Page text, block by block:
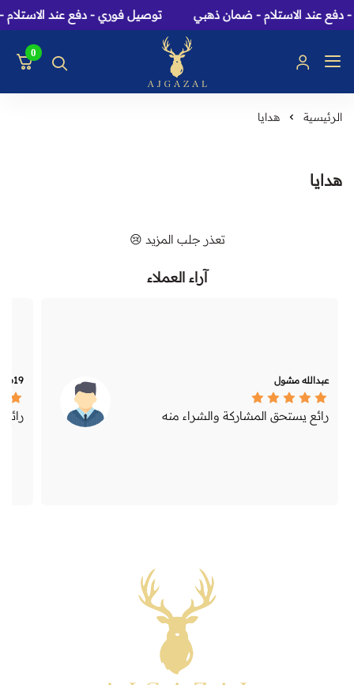
عند الاستلام - ضمان ذهبي توصيل فوري - دفع عند
عاج الغزال: متجر
0
الرئيسية هدايا
هدايا
تعذر جلب المزيد 😢
آراء العملاء
عبدالله مشول
رائع يستحق المشاركة والشراء منه رائع